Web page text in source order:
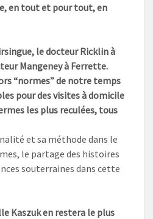
en tout et pour tout, en
le docteur Ricklin à
Mangeney à Ferrette.
“normes” de notre temps
pour des visites à domicile
les plus reculées, tous
et sa méthode dans le
le partage des histoires
souterraines dans cette
Kaszuk en restera le plus